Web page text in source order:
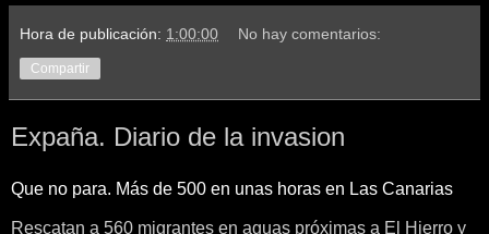
Hora de publicación: 1:00:00 No hay comentarios:
Compartir
Expaña. Diario de la invasion
Que no para. Más de 500 en unas horas en Las Canarias
Rescatan a 560 migrantes en aguas próximas a El Hierro y